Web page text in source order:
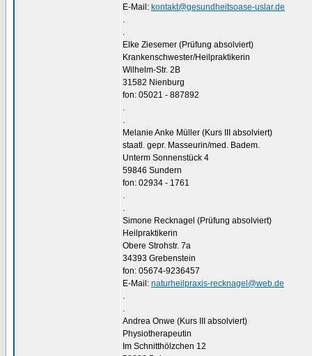
E-Mail: kontakt@gesundheitsoase-uslar.de
.
.
Elke Ziesemer (Prüfung absolviert)
Krankenschwester/Heilpraktikerin
Wilhelm-Str. 2B
31582 Nienburg
fon: 05021 - 887892
.
.
Melanie Anke Müller (Kurs III absolviert)
staatl. gepr. Masseurin/med. Badem.
Unterm Sonnenstück 4
59846 Sundern
fon: 02934 - 1761
.
.
Simone Recknagel (Prüfung absolviert)
Heilpraktikerin
Obere Strohstr. 7a
34393 Grebenstein
fon: 05674-9236457
E-Mail: naturheilpraxis-recknagel@web.de
.
.
Andrea Onwe (Kurs III absolviert)
Physiotherapeutin
Im Schnitthölzchen 12